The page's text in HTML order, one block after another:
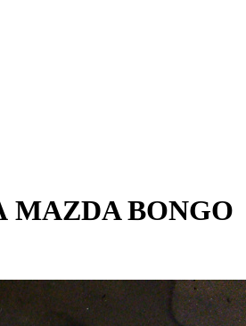
BONGO